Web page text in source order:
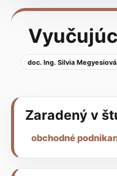
doc. Ing. Silvia
Zaradený v
obchodné